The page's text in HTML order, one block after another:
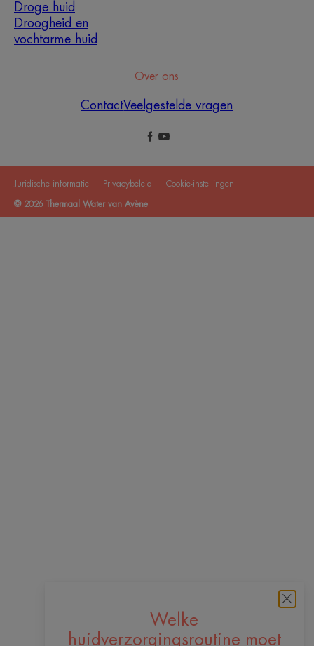
Welke
huidverzorgingsroutine moet
Droge huid
Droogheid en
vochtarme huid
Over ons
ContactVeelgestelde vragen
Juridische informatie Privacybeleid Cookie-instellingen
© 2026 Thermaal Water van Avène